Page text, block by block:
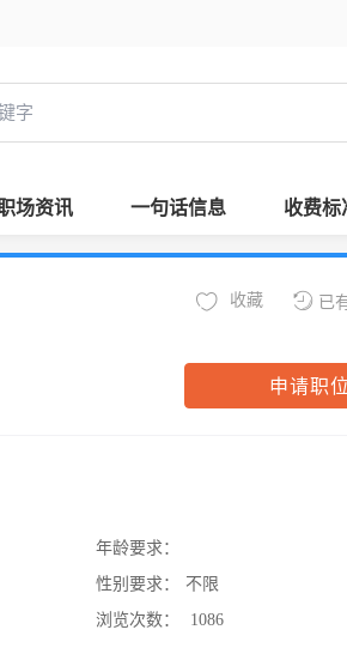
场资讯 一句话信息 收费标
已
收藏
申请职位
年龄要求：
性别要求：
不限
浏览次数：
1086